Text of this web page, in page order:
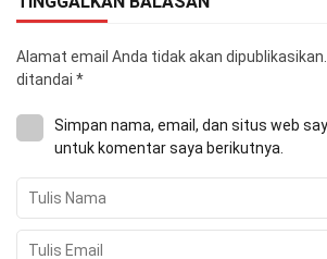
Alamat email Anda tidak akan dipublikasikan.
ditandai *
Simpan nama, email, dan situs web
untuk komentar saya berikutnya.